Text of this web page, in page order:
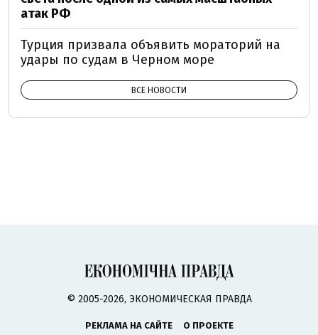
атак РФ
Турция призвала объявить мораторий на
удары по судам в Черном море
ВСЕ НОВОСТИ
© 2005-2026, ЭКОНОМИЧЕСКАЯ ПРАВДА
РЕКЛАМА НА САЙТЕ
О ПРОЕКТЕ